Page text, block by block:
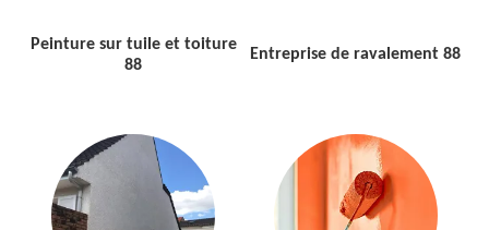
Peinture sur tuile et toiture
88
Entreprise de ravalement 88